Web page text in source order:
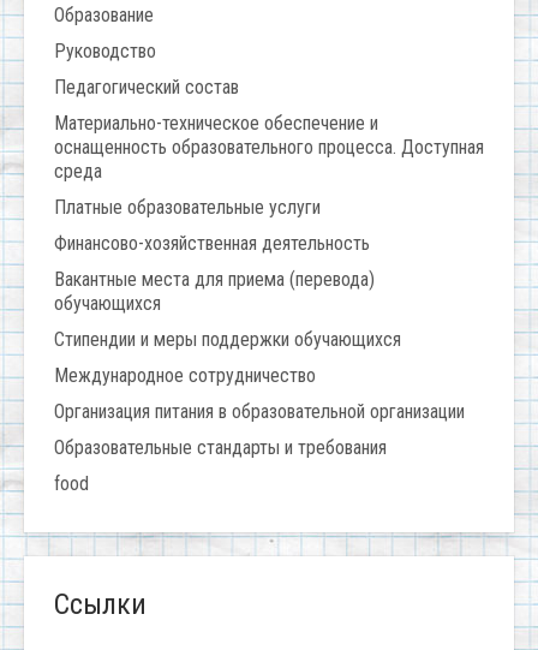
Образование
Руководство
Педагогический состав
Материально-техническое обеспечение и
оснащенность образовательного процесса. Доступная
среда
Платные образовательные услуги
Финансово-хозяйственная деятельность
Вакантные места для приема (перевода)
обучающихся
Стипендии и меры поддержки обучающихся
Международное сотрудничество
Организация питания в образовательной организации
Образовательные стандарты и требования
food
Ссылки